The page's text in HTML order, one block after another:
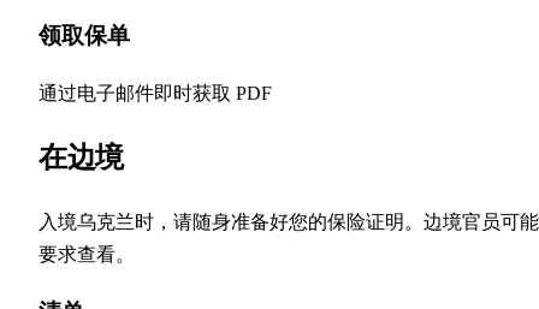
领取保单
通过电子邮件即时获取 PDF
在边境
入境乌克兰时，请随身准备好您的保险证明。边境官员可
要求查看。